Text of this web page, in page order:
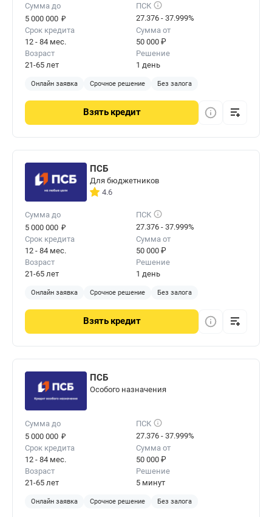
Сумма до
5 000 000 ₽
ПСК
27.376 - 37.999%
Срок кредита
12 - 84 мес.
Сумма от
50 000 ₽
Возраст
21-65 лет
Решение
1 день
Онлайн заявка Срочное решение Без залога
Взять кредит
ПСБ
Для бюджетников
4.6
Сумма до
5 000 000 ₽
ПСК
27.376 - 37.999%
Срок кредита
12 - 84 мес.
Сумма от
50 000 ₽
Возраст
21-65 лет
Решение
1 день
Онлайн заявка Срочное решение Без залога
Взять кредит
ПСБ
Особого назначения
Сумма до
5 000 000 ₽
ПСК
27.376 - 37.999%
Срок кредита
12 - 84 мес.
Сумма от
50 000 ₽
Возраст
21-65 лет
Решение
5 минут
Онлайн заявка Срочное решение Без залога